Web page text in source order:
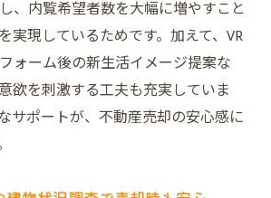
ン見学で不動産売却の集客力を強
売却の成約率アップを実現する方
、内覧希望者数を大幅に増やすこと
実現しているためです。加えて、VR
ォーム後の新生活イメージ提案な
欲を刺激する工夫も充実していま
サポートが、不動産売却の安心感に